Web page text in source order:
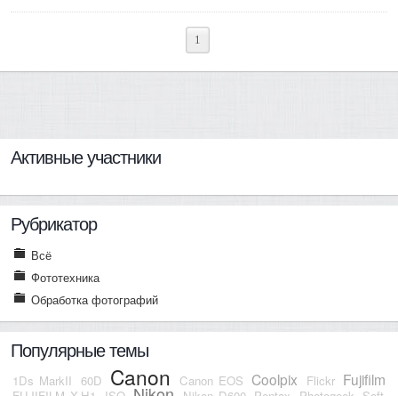
1
Активные участники
Рубрикатор
Всё
Фототехника
Обработка фотографий
Популярные темы
1Ds MarkII 60D Canon Canon EOS Coolpix Flickr Fujifilm